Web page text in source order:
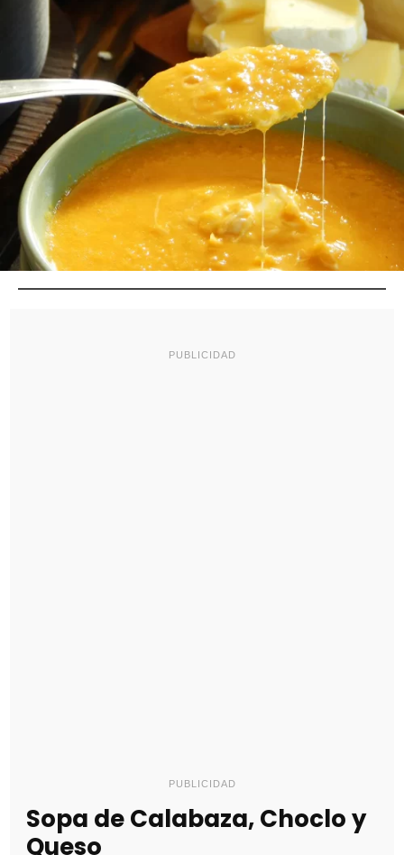
PUBLICIDAD
PUBLICIDAD
Sopa de Calabaza, Choclo y
Queso